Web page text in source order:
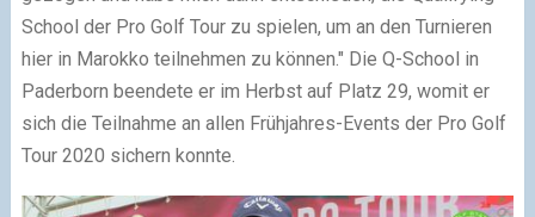
School der Pro Golf Tour zu spielen, um an den Turnieren
hier in Marokko teilnehmen zu können." Die Q-School in
Paderborn beendete er im Herbst auf Platz 29, womit er
sich die Teilnahme an allen Frühjahres-Events der Pro Golf
Tour 2020 sichern konnte.